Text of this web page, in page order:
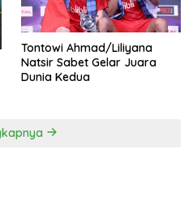
Tontowi Ahmad/Liliyana
Natsir Sabet Gelar Juara
Dunia Kedua